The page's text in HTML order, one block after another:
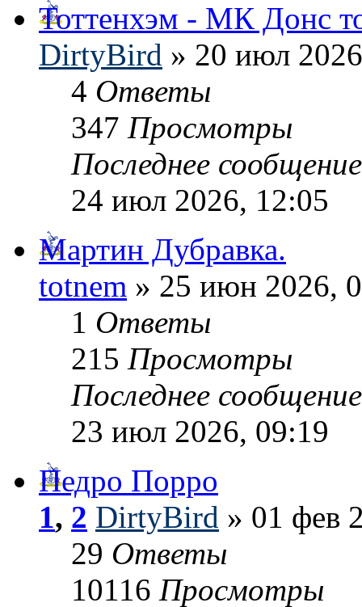
Тоттенхэм - МК Донс
DirtyBird » 20 июл
4 Ответы
347 Просмотры
Последнее
24 июл 2026, 12:05
Мартин Дубравка.
totnem » 25 июн 2026,
1 Ответы
215 Просмотры
Последнее
23 июл 2026, 09:19
Педро Порро
1, 2 DirtyBird » 01 фев
29 Ответы
10116 Просмотры